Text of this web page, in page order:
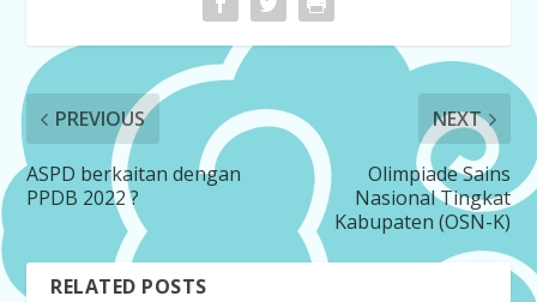
PREVIOUS
ASPD berkaitan dengan
PPDB 2022 ?
NEXT
Olimpiade Sains
Nasional Tingkat
Kabupaten (OSN-K)
RELATED POSTS